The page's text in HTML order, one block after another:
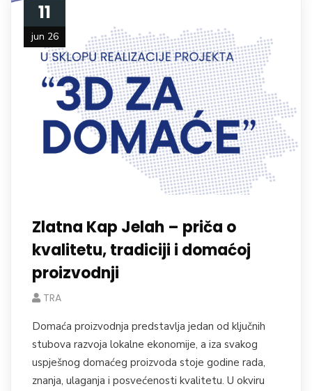
11
jun 26
Zlatna Kap Jelah – priča o
kvalitetu, tradiciji i domaćoj
proizvodnji
TRA
Domaća proizvodnja predstavlja jedan od ključnih
stubova razvoja lokalne ekonomije, a iza svakog
uspješnog domaćeg proizvoda stoje godine rada,
znanja, ulaganja i posvećenosti kvalitetu. U okviru